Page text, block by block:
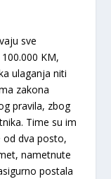
sve
KM,
ulaganja niti
zakona
pravila, zbog
Time su im
od dva posto,
nametnute
postala